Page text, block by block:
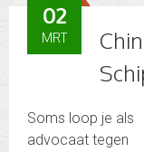
02
MRT
Soms loop je als
advocaat tegen